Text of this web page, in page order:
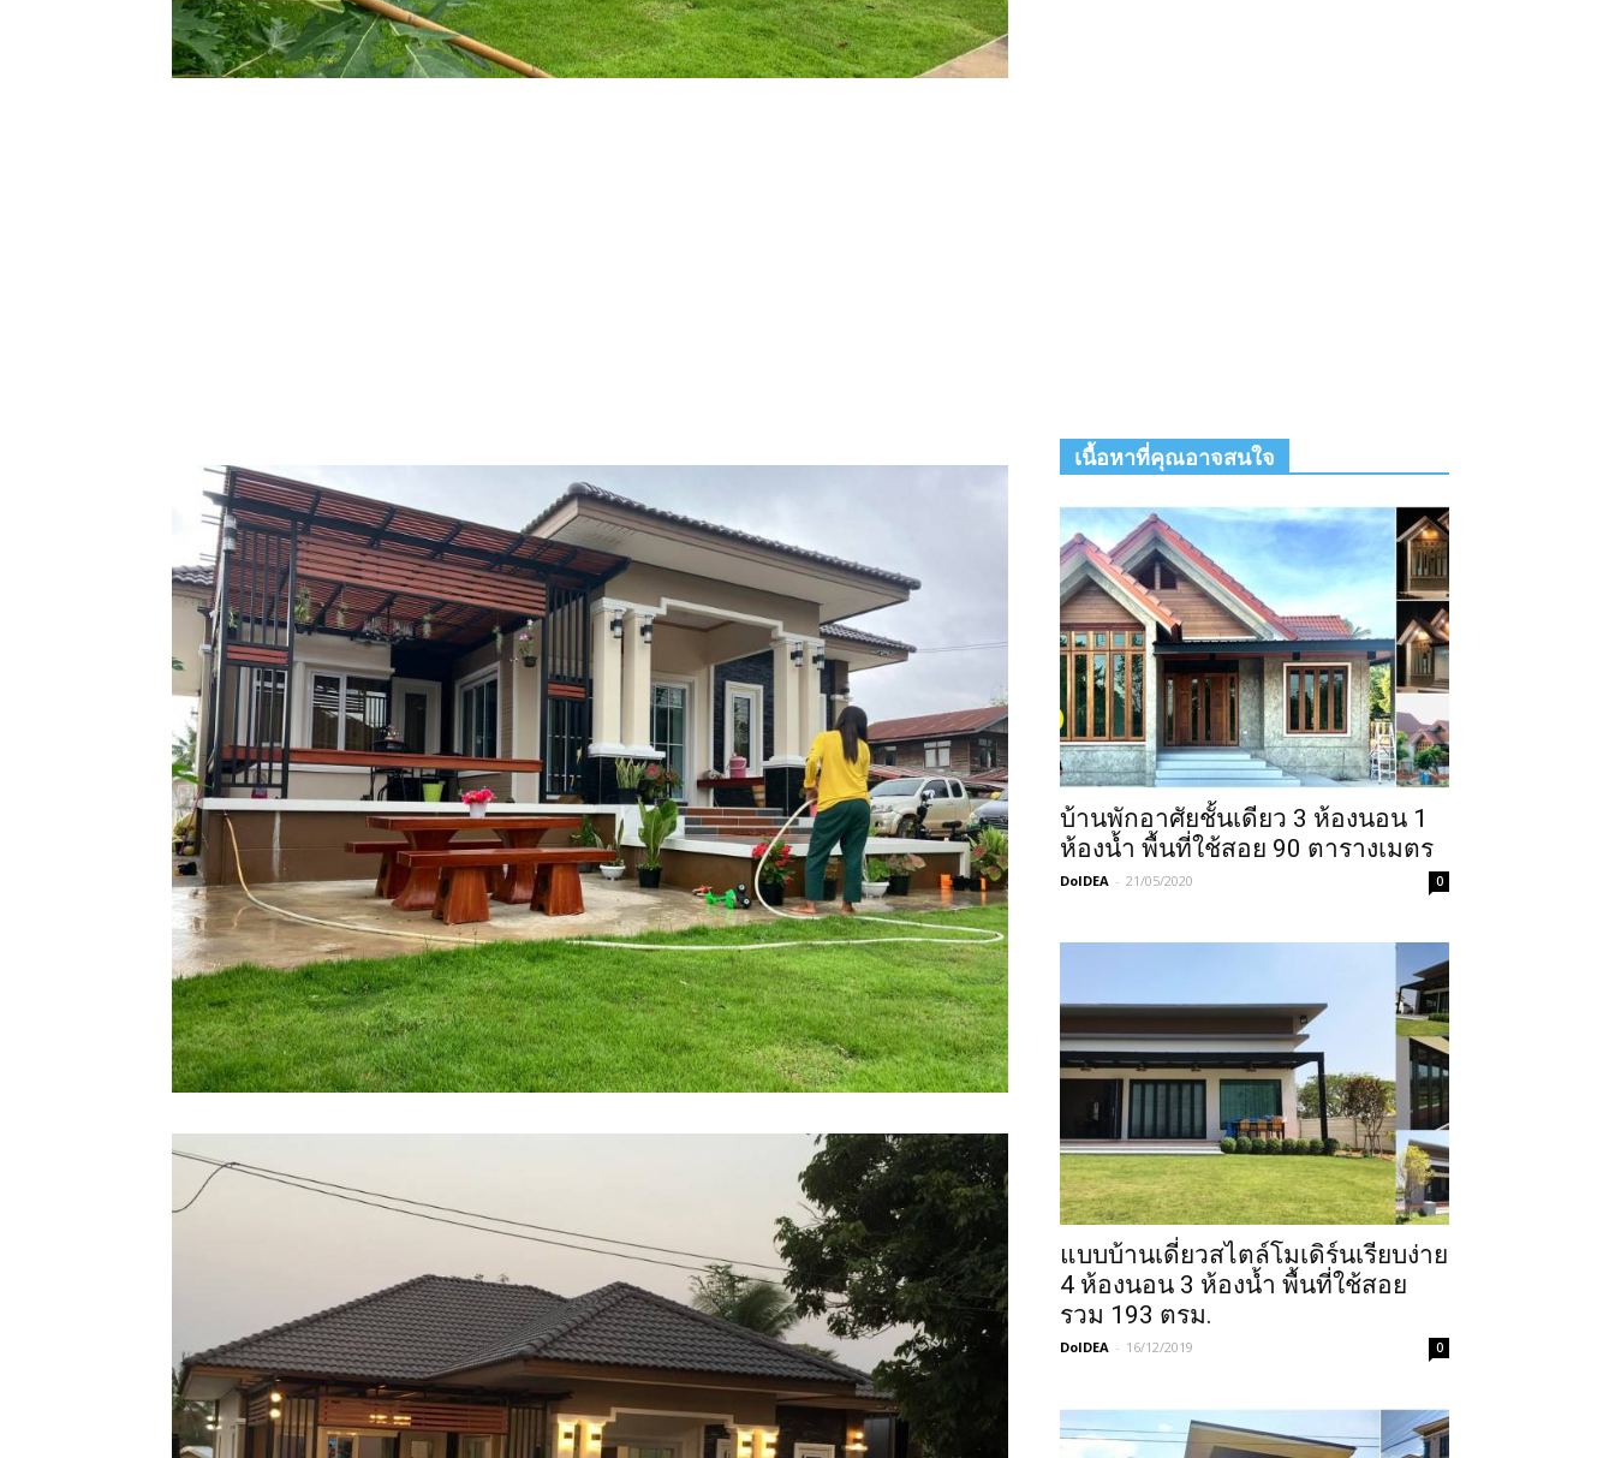
เนื้อหาที่คุณอาจสนใจ
บ้านพักอาศัยชั้นเดียว 3 ห้องนอน 1
ห้องน้ำ พื้นที่ใช้สอย 90 ตารางเมตร
DoIDEA - 21/05/2020 0
แบบบ้านเดี่ยวสไตล์โมเดิร์นเรียบง่าย
4 ห้องนอน 3 ห้องน้ำ พื้นที่ใช้สอย
รวม 193 ตรม.
DoIDEA - 16/12/2019 0